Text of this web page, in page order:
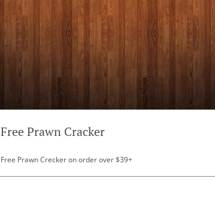
Free Prawn Cracker
Free Prawn Crecker on order over $39+